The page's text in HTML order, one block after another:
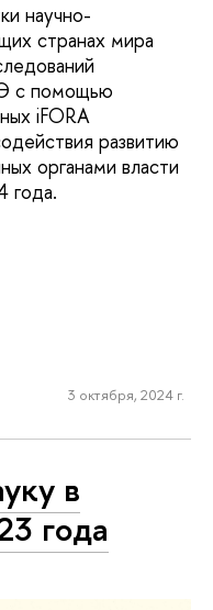
научно-
странах мира
с помощью
iFORA
развитию
органами власти
года.
3 октября, 2024 г.
в
года